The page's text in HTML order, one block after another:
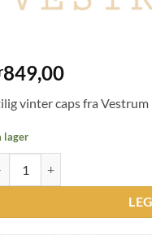
849,00
vinter caps fra Vestrum
lager